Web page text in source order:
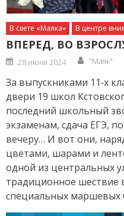
В свете «Маяка» В центре
ВПЕРЕД, ВО
Posted
on
28 июня 2024 Author
"Маяк"
За выпускниками 11‑х
двери 19 школ
последний школьный
экзаменам, сдача ЕГЭ,
вечеру… И вот они,
цветами, шарами и
одной из центральных
традиционное шествие
специальных